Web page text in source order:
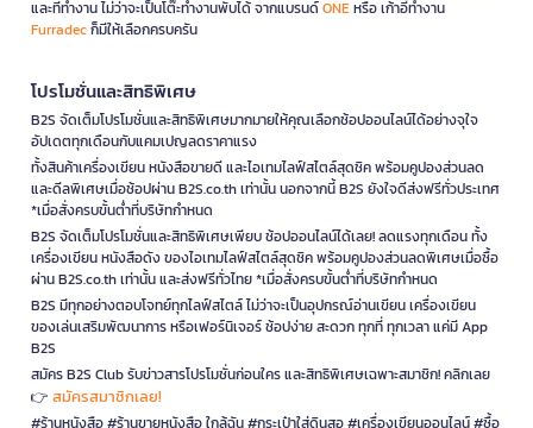
และที่ทำงาน ไม่ว่าจะเป็นโต๊ะทำงานพับได้ จากแบรนด์ONEหรือ เก้าอี้ทำงาน
Furradecก็มีให้เลือกครบครัน
โปรโมชั่นและสิทธิพิเศษ
B2S จัดเต็มโปรโมชั่นและสิทธิพิเศษมากมายให้คุณเลือกช้อปออนไลน์ได้อย่างจุใจ
อัปเดตทุกเดือนกับแคมเปญลดราคาแรง
ทั้งสินค้าเครื่องเขียน หนังสือขายดี และไอเทมไลฟ์สไตล์สุดชิค พร้อมคูปองส่วนลด
และดีลพิเศษเมื่อช้อปผ่าน B2S.co.th เท่านั้น นอกจากนี้ B2S ยังใจดีส่งฟรีทั่วประเทศ
*เมื่อสั่งครบขั้นต่ำที่บริษัทกำหนด
B2S จัดเต็มโปรโมชั่นและสิทธิพิเศษเพียบ ช้อปออนไลน์ได้เลย! ลดแรงทุกเดือน ทั้ง
เครื่องเขียน หนังสือดัง ของไอเทมไลฟ์สไตล์สุดชิค พร้อมคูปองส่วนลดพิเศษเมื่อซื้อ
ผ่าน B2S.co.th เท่านั้น และส่งฟรีทั่วไทย *เมื่อสั่งครบขั้นต่ำที่บริษัทกำหนด
B2S มีทุกอย่างตอบโจทย์ทุกไลฟ์สไตล์ ไม่ว่าจะเป็นอุปกรณ์อ่านเขียน เครื่องเขียน
ของเล่นเสริมพัฒนาการ หรือเฟอร์นิเจอร์ ช้อปง่าย สะดวก ทุกที่ ทุกเวลา แค่มี App
B2S
สมัคร B2S Club รับข่าวสารโปรโมชั่นก่อนใคร และสิทธิพิเศษเฉพาะสมาชิก! คลิกเลย
👉 สมัครสมาชิกเลย!
#ร้านหนังสือ #ร้านขายหนังสือ ใกล้ฉัน #กระเป๋าใส่ดินสอ #เครื่องเขียนออนไลน์ #ซื้อ